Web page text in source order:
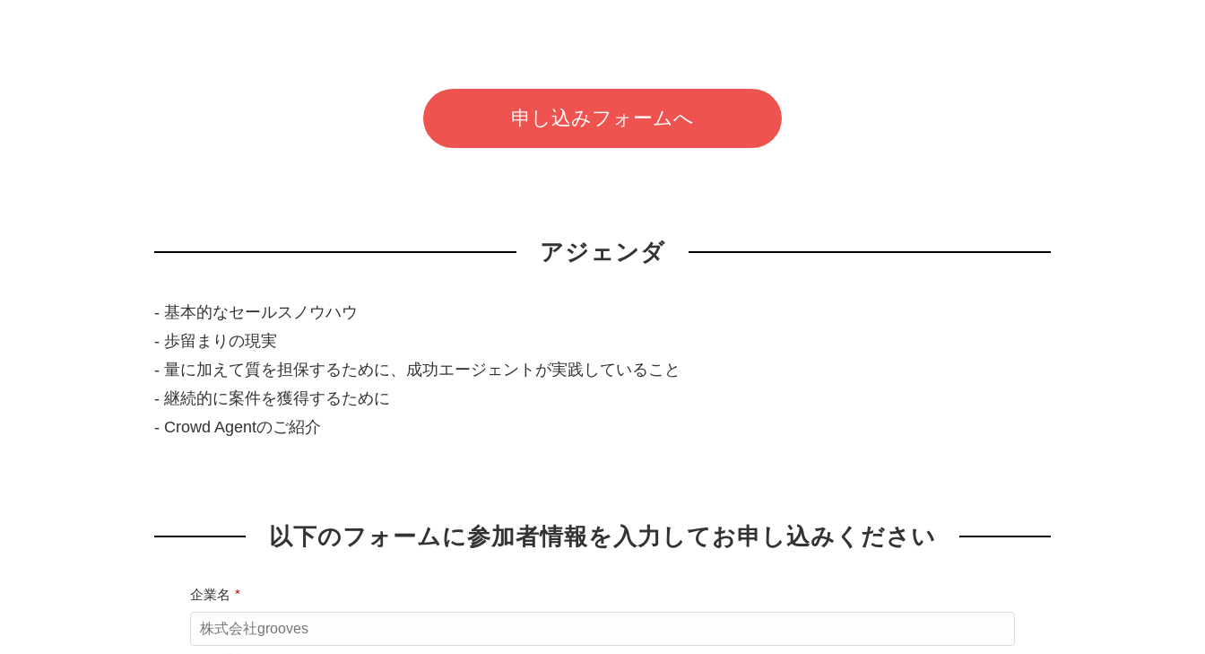
申し込みフォームへ
アジェンダ
- 基本的なセールスノウハウ
- 歩留まりの現実
- 量に加えて質を担保するために、成功エージェントが実践していること
- 継続的に案件を獲得するために
- Crowd Agentのご紹介
以下のフォームに参加者情報を入力してお申し込みください
*
企業名